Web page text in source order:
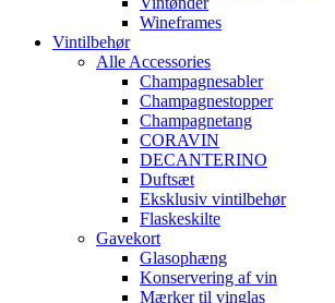
Wineframes
Vintilbehør
Alle Accessories
Champagnesabler
Champagnestopper
Champagnetang
CORAVIN
DECANTERINO
Duftsæt
Eksklusiv vintilbehør
Flaskeskilte
Gavekort
Glasophæng
Konservering af vin
Mærker til vinglas